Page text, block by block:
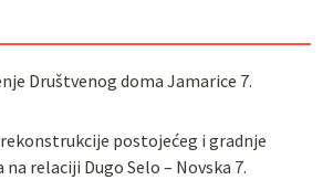
Društvenog doma Jamarice 7.
postojećeg i gradnje
relaciji Dugo Selo – Novska 7.